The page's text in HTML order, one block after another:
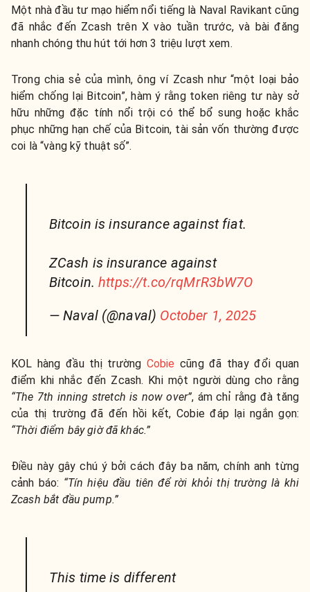
Một nhà đầu tư mạo hiểm nổi tiếng là Naval Ravikant cũng
đã nhắc đến Zcash trên X vào tuần trước, và bài đăng
nhanh chóng thu hút tới hơn 3 triệu lượt xem.
Trong chia sẻ của mình, ông ví Zcash như “một loại bảo
hiểm chống lại Bitcoin”, hàm ý rằng token riêng tư này sở
hữu những đặc tính nổi trội có thể bổ sung hoặc khắc
phục những hạn chế của Bitcoin, tài sản vốn thường được
coi là “vàng kỹ thuật số”.
Bitcoin is insurance against fiat.
ZCash is insurance against
Bitcoin.https://t.co/rqMrR3bW7O
— Naval (@naval) October 1, 2025
KOL hàng đầu thị trường Cobie cũng đã thay đổi quan
điểm khi nhắc đến Zcash. Khi một người dùng cho rằng
“The 7th inning stretch is now over”, ám chỉ rằng đà tăng
của thị trường đã đến hồi kết, Cobie đáp lại ngắn gọn:
“Thời điểm bây giờ đã khác.”
Điều này gây chú ý bởi cách đây ba năm, chính anh từng
cảnh báo: “Tín hiệu đầu tiên để rời khỏi thị trường là khi
Zcash bắt đầu pump.”
This time is different